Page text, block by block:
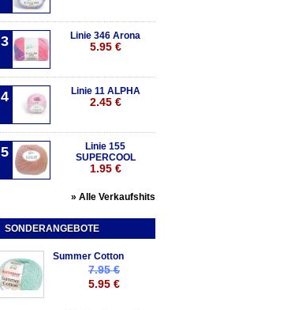
3 Linie 346 Arona
5.95 €
4 Linie 11 ALPHA
2.45 €
5
Linie 155
SUPERCOOL
1.95 €
» Alle Verkaufshits
SONDERANGEBOTE
Summer Cotton
7.95 €
5.95 €